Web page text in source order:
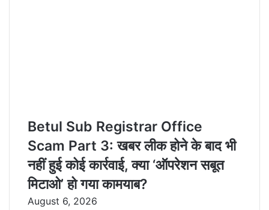
Betul Sub Registrar Office
Scam Part 3: खबर लीक होने के बाद भी
नहीं हुई कोई कार्रवाई, क्या ‘ऑपरेशन सबूत
मिटाओ’ हो गया कामयाब?
August 6, 2026